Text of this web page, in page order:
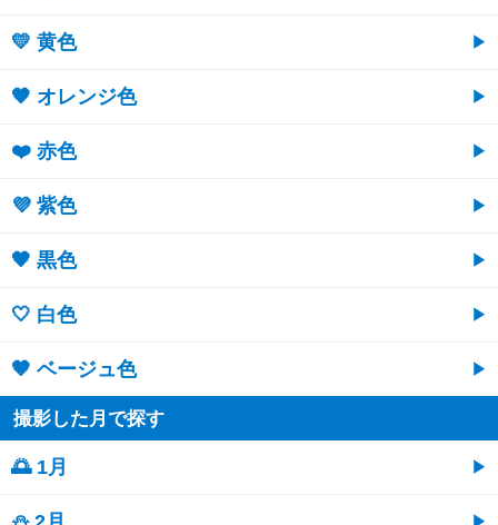
💛 黄色
🧡 オレンジ色
❤️ 赤色
💜 紫色
🖤 黒色
🤍 白色
🤎 ベージュ色
撮影した月で探す
🌅 1月